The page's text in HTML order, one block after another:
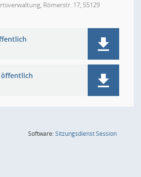
Römerstr. 17, 55129
Software:SitzungsdienstSession(Wird in